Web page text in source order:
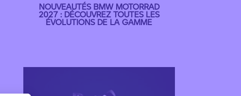
NOUVEAUTÉS BMW MOTORRAD
2027 : DÉCOUVREZ TOUTES LES
ÉVOLUTIONS DE LA GAMME